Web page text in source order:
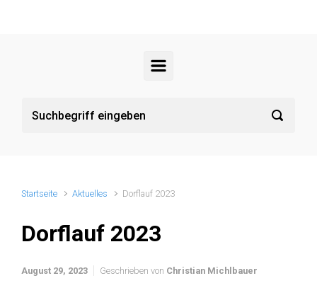
Startseite Aktuelles Dorflauf 2023
Dorflauf 2023
August 29, 2023 Geschrieben von Christian Michlbauer